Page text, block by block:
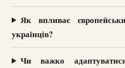
Як впливає
українців?
Чи важко